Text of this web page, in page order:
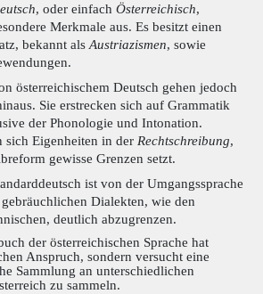
, oder einfach Österreichisch,
Merkmale aus. Es besitzt einen
bekannt als Austriazismen, sowie
österreichischem Deutsch gehen jedoch
Sie erstrecken sich auf Grammatik
der Phonologie und Intonation.
sich Eigenheiten in der Rechtschreibung,
gewisse Grenzen setzt.
ist von der Umgangssprache
Dialekten, wie den
deutlich abzugrenzen.
der österreichischen Sprache hat
Anspruch, sondern versucht eine
Sammlung an unterschiedlichen
zu sammeln.